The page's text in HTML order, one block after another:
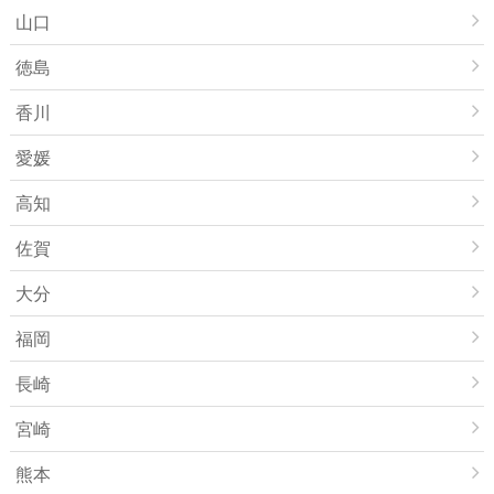
山口
徳島
香川
愛媛
高知
佐賀
大分
福岡
長崎
宮崎
熊本